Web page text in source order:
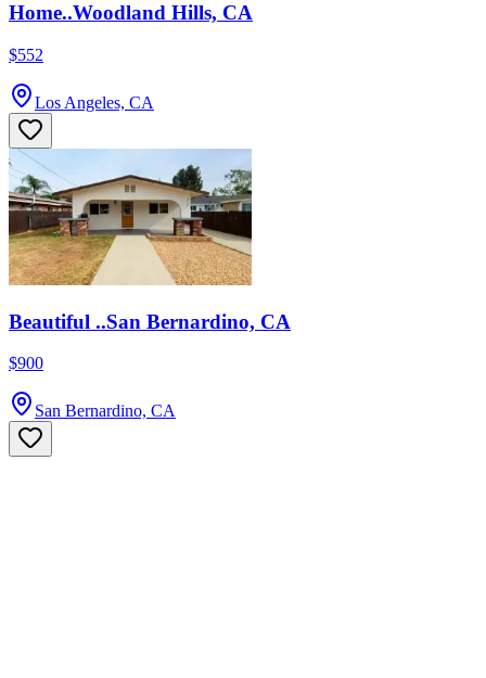
Home..Woodland Hills, CA
$552
Los Angeles, CA
Beautiful ..San Bernardino, CA
$900
San Bernardino, CA